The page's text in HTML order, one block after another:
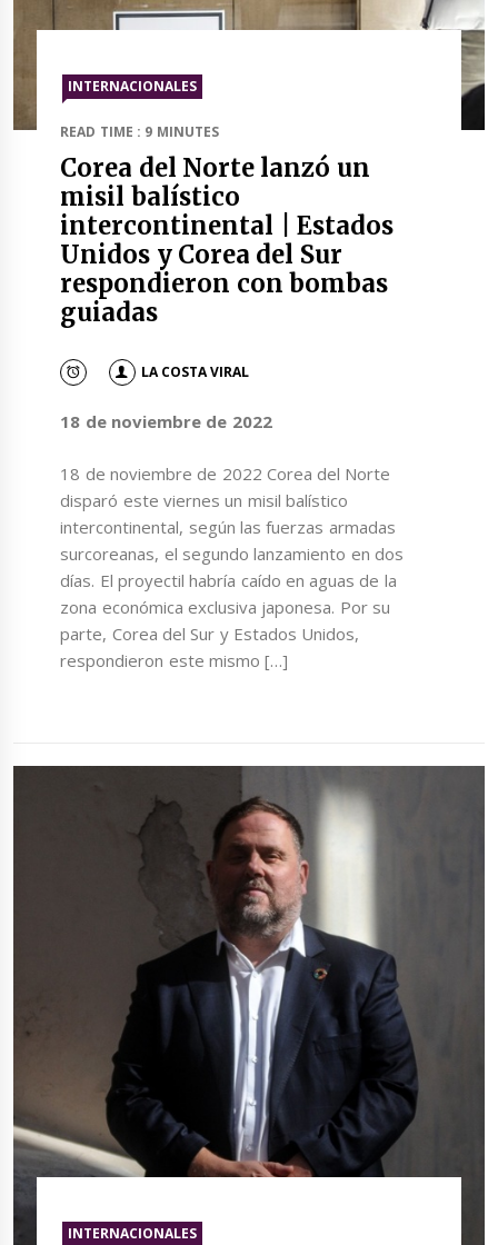
INTERNACIONALES
READ TIME : 9 MINUTES
Corea del Norte lanzó un
misil balístico
intercontinental | Estados
Unidos y Corea del Sur
respondieron con bombas
guiadas
LA COSTA VIRAL
18 de noviembre de 2022
18 de noviembre de 2022 Corea del Norte
disparó este viernes un misil balístico
intercontinental, según las fuerzas armadas
surcoreanas, el segundo lanzamiento en dos
días. El proyectil habría caído en aguas de la
zona económica exclusiva japonesa. Por su
parte, Corea del Sur y Estados Unidos,
respondieron este mismo […]
INTERNACIONALES